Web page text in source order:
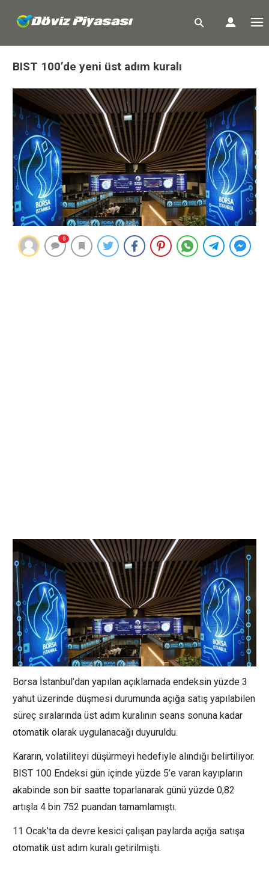
BIST 100’de yeni üst adım kuralı
0
Borsa İstanbul’dan yapılan açıklamada endeksin yüzde 3
yahut üzerinde düşmesi durumunda açığa satış yapılabilen
süreç sıralarında üst adım kuralının seans sonuna kadar
otomatik olarak uygulanacağı duyuruldu.
Kararın, volatiliteyi düşürmeyi hedefiyle alındığı belirtiliyor.
BIST 100 Endeksi gün içinde yüzde 5’e varan kayıpların
akabinde son bir saatte toparlanarak günü yüzde 0,82
artışla 4 bin 752 puandan tamamlamıştı.
11 Ocak’ta da devre kesici çalışan paylarda açığa satışa
otomatik üst adım kuralı getirilmişti.